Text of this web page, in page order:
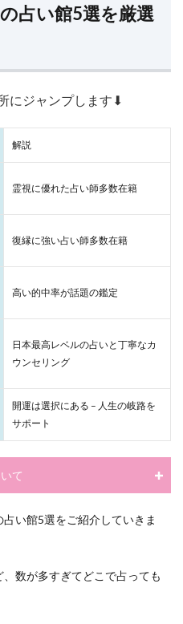
占い館5選を厳選
にジャンプします⬇
解説
霊視に優れた占い師多数在籍
復縁に強い占い師多数在籍
高い的中率が話題の鑑定
日本最高レベルの占いと丁寧なカ
ウンセリング
開運は選択にある – 人生の岐路を
サポート
て
い館5選をご紹介していきま
、数が多すぎてどこで占っても